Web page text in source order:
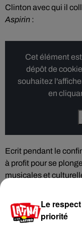
Clinton avec qui il
Aspirin :
Cet élément
dépôt de
souhaitez
en
Ecrit pendant le
à profit pour se
musicales et
Cimafunk sera en
Paris.
Le
priorité